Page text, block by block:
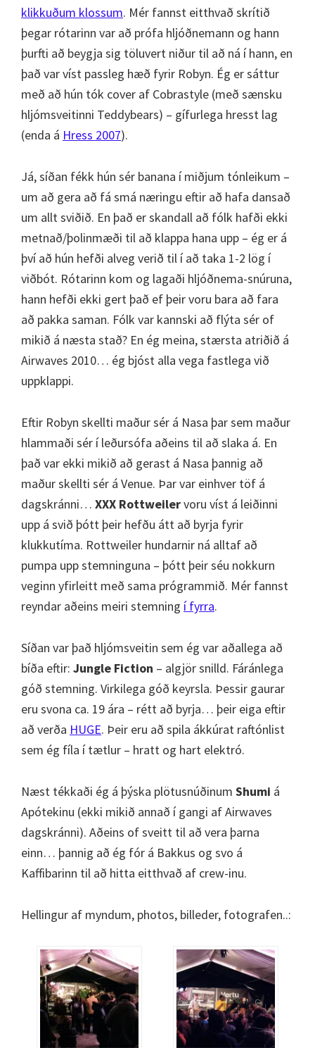
klikkuðum klossum. Mér fannst eitthvað skrítið
þegar rótarinn var að prófa hljóðnemann og hann
þurfti að beygja sig töluvert niður til að ná í hann, en
það var víst passleg hæð fyrir Robyn. Ég er sáttur
með að hún tók cover af Cobrastyle (með sænsku
hljómsveitinni Teddybears) – gífurlega hresst lag
(enda á Hress 2007).
Já, síðan fékk hún sér banana í miðjum tónleikum –
um að gera að fá smá næringu eftir að hafa dansað
um allt sviðið. En það er skandall að fólk hafði ekki
metnað/þolinmæði til að klappa hana upp – ég er á
því að hún hefði alveg verið til í að taka 1-2 lög í
viðbót. Rótarinn kom og lagaði hljóðnema-snúruna,
hann hefði ekki gert það ef þeir voru bara að fara
að pakka saman. Fólk var kannski að flýta sér of
mikið á næsta stað? En ég meina, stærsta atriðið á
Airwaves 2010… ég bjóst alla vega fastlega við
uppklappi.
Eftir Robyn skellti maður sér á Nasa þar sem maður
hlammaði sér í leðursófa aðeins til að slaka á. En
það var ekki mikið að gerast á Nasa þannig að
maður skellti sér á Venue. Þar var einhver töf á
dagskránni… XXX Rottweilervoru víst á leiðinni
upp á svið þótt þeir hefðu átt að byrja fyrir
klukkutíma. Rottweiler hundarnir ná alltaf að
pumpa upp stemninguna – þótt þeir séu nokkurn
veginn yfirleitt með sama prógrammið. Mér fannst
reyndar aðeins meiri stemning í fyrra.
Síðan var það hljómsveitin sem ég var aðallega að
bíða eftir: Jungle Fiction – algjör snilld. Fáránlega
góð stemning. Virkilega góð keyrsla. Þessir gaurar
eru svona ca. 19 ára – rétt að byrja… þeir eiga eftir
að verða HUGE. Þeir eru að spila ákkúrat raftónlist
sem ég fíla í tætlur – hratt og hart elektró.
Næst tékkaði ég á þýska plötusnúðinum Shumi á
Apótekinu (ekki mikið annað í gangi af Airwaves
dagskránni). Aðeins of sveitt til að vera þarna
einn… þannig að ég fór á Bakkus og svo á
Kaffibarinn til að hitta eitthvað af crew-inu.
Hellingur af myndum, photos, billeder, fotografen..: